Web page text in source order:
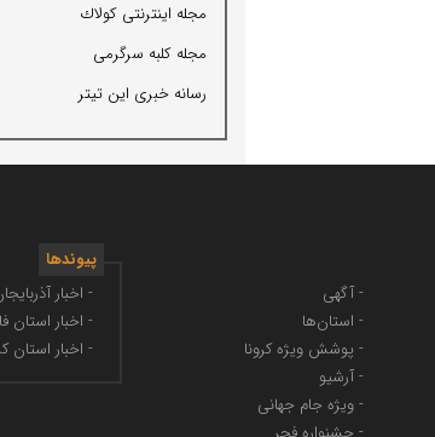
مجله اینترنتی كولاك
مجله كلبه سرگرمی
رسانه خبری این تیتر
- آگهی
- استان‌ها
- پوشش ویژه کرونا
- آرشیو
- ویژه جام جهانی
پیوندها
- اخبار
- اخبار استان
- اخبار استان